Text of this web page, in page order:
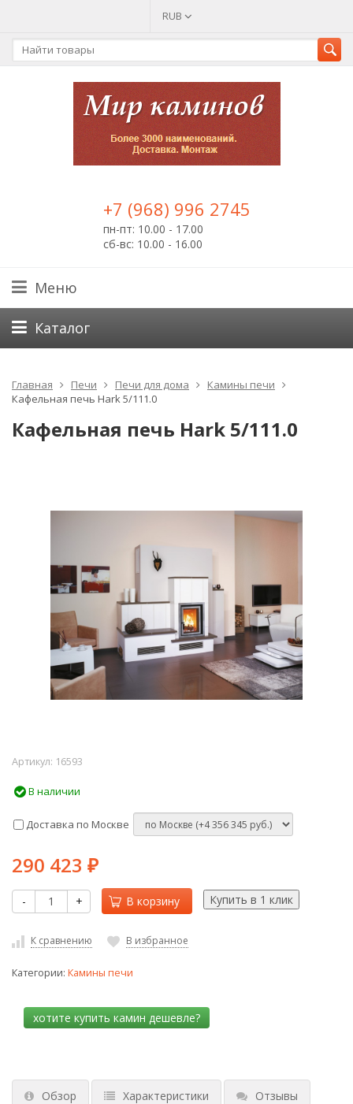
RUB
+7 (968) 996 2745
пн-пт: 10.00 - 17.00
сб-вс: 10.00 - 16.00
Меню
Каталог
Главная Печи Печи для дома
Камины печи
Кафельная печь Hark 5/111.0
Кафельная печь Hark 5/111.0
Артикул: 16593
В наличии
Доставка по Москве
290 423 ₽
- + В корзину
К сравнению В избранное
Категории: Камины печи
Обзор Характеристики Отзывы